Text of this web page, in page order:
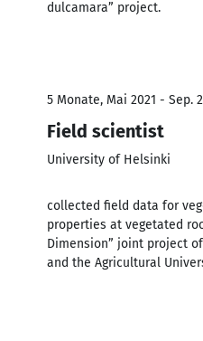
dulcamara” project.
5 Monate, Mai 2021 - Sep.
Field scientist
University of Helsinki
collected field data for
properties at vegetated
Dimension” joint project
and the Agricultural